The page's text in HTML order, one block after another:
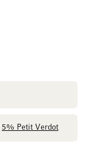
5% Petit Verdot